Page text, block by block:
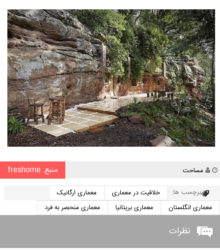
نویسنده
مساحت منبع: freshome
برچسب ها: خلاقیت در معماری
معماری ارگانیک
معماری انگلستان
معماری بریتانیا معماری منحصر به فرد
نظرات